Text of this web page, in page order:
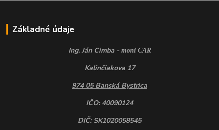
Základné údaje
Ing. Ján Cimba - moni CAR
Kalinčiakova 17
974 05 Banská Bystrica
IČO: 40090124
DIČ: SK1020058545